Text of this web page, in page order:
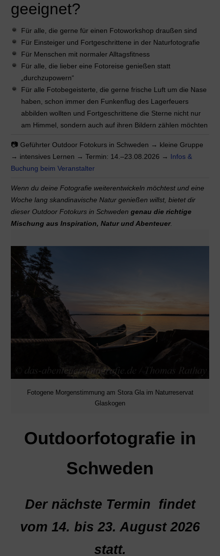
geeignet?
Für alle, die gerne für einen Fotoworkshop draußen sind
Für Einsteiger und Fortgeschrittene in der Naturfotografie
Für Menschen mit normaler Alltagsfitness
Für alle, die lieber eine Fotoreise genießen statt
„durchzupowern“
Für alle Fotobegeisterte, die gerne frische Luft um die Nase
haben, schon immer den Funkenflug des Lagerfeuers
abbilden wollten und Fortgeschrittene die Sterne nicht nur
am Himmel, sondern auch auf ihren Bildern zählen möchten
📷 Geführter Outdoor Fotokurs in Schweden → kleine Gruppe
→ intensives Lernen → Termin: 14.–23.08.2026 → Infos &
Buchung beim Veranstalter
Wenn du deine Fotografie weiterentwickeln möchtest und eine
Woche lang skandinavische Natur genießen willst, bietet dir
dieser Outdoor Fotokurs in Schweden genau die richtige
Mischung aus Inspiration, Natur und Abenteuer.
Fotogene Morgenstimmung am Stora Gla im Naturreservat
Glaskogen
Outdoorfotografie in
Schweden
Der nächste Termin findet
vom 14. bis 23. August 2026
statt.